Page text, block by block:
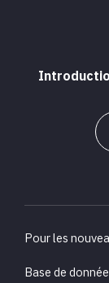
Pour les
Base de